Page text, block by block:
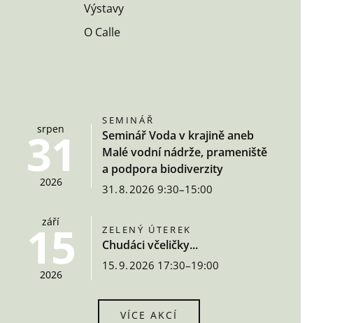
Výstavy
O Calle
srpen
31
2026
SEMINÁŘ
Seminář Voda v krajině aneb
Malé vodní nádrže, prameniště
a podpora biodiverzity
31. 8. 2026 9:30–15:00
září
15
2026
ZELENÝ ÚTEREK
Chudáci včeličky...
15. 9. 2026 17:30–19:00
VÍCE AKCÍ